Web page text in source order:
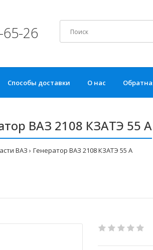
26
Способы доставки О нас
ВАЗ 2108 КЗАТЭ 55 А
ВАЗ Генератор ВАЗ 2108 КЗАТЭ 55 А